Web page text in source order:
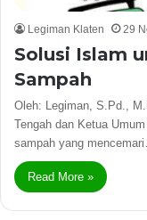
Legiman Klaten 29
Solusi Islam
Sampah
Oleh: Legiman, S.Pd.,
Tengah dan Ketua
sampah yang
Read More »